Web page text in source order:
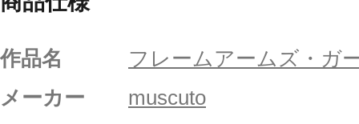
作品名
フレームアームズ・ガ
メーカー
muscuto